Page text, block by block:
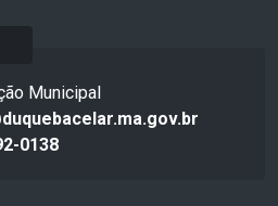
Municipal
0138